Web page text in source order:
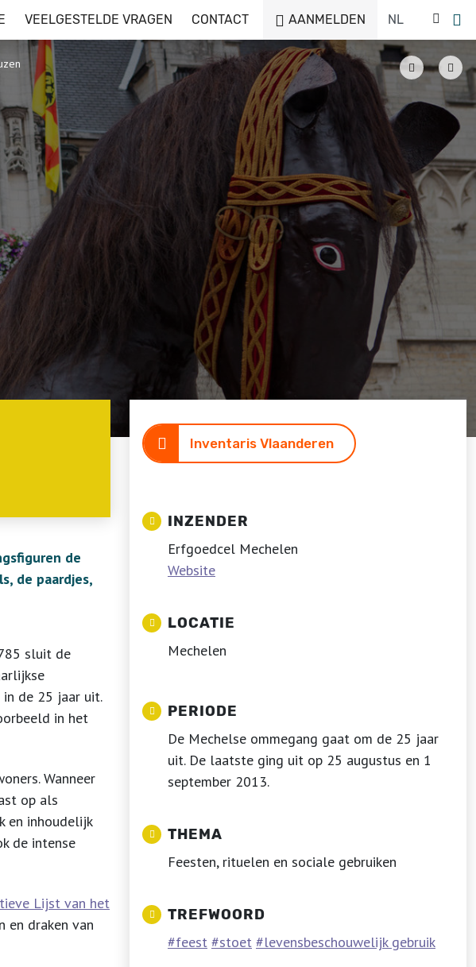
VEELGESTELDE VRAGEN CONTACT AANMELDEN
de
de paardjes,
sluit de
de 25 jaar uit.
in het
Wanneer
op als
en inhoudelijk
de intense
Lijst van het
en draken van
Inventaris Vlaanderen
INZENDER
Erfgoedcel Mechelen
Website
LOCATIE
Mechelen
PERIODE
De Mechelse ommegang gaat om de 25 jaar
uit. De laatste ging uit op 25 augustus en 1
september 2013.
THEMA
Feesten, rituelen en sociale gebruiken
TREFWOORD
feest stoet levensbeschouwelijk gebruik